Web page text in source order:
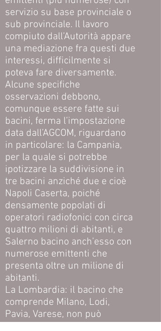
servizio su base provinciale o
sub provinciale. Il lavoro
compiuto dall’Autorità appare
una mediazione fra questi due
interessi, difficilmente si
poteva fare diversamente.
Alcune specifiche
osservazioni debbono,
comunque essere fatte sui
bacini, ferma l’impostazione
data dall’AGCOM, riguardano
in particolare: la Campania,
per la quale si potrebbe
ipotizzare la suddivisione in
tre bacini anziché due e cioè
Napoli Caserta, poiché
densamente popolati di
operatori radiofonici con circa
quattro milioni di abitanti, e
Salerno bacino anch’esso con
numerose emittenti che
presenta oltre un milione di
abitanti.
La Lombardia: il bacino che
comprende Milano, Lodi,
Pavia, Varese, non può